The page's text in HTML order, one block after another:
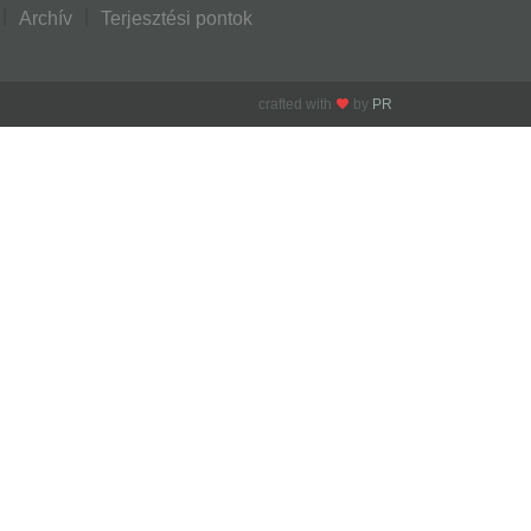
Archív Terjesztési pontok
crafted with by PR